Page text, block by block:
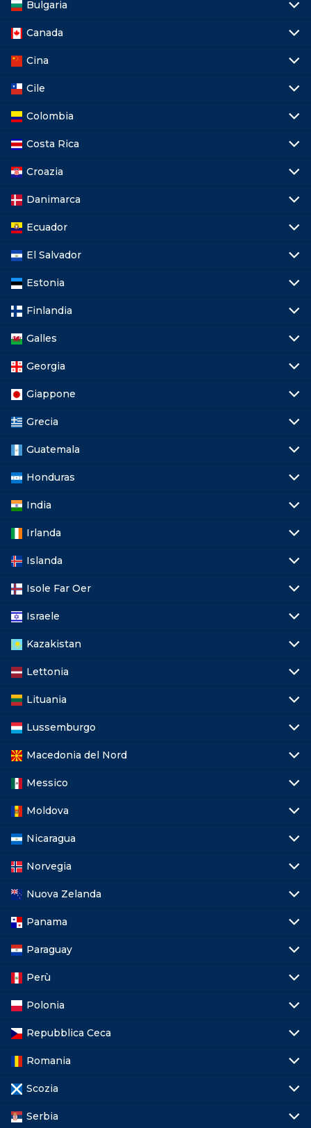
Bulgaria
Canada
Cina
Cile
Colombia
Costa Rica
Croazia
Danimarca
Ecuador
El Salvador
Estonia
Finlandia
Galles
Georgia
Giappone
Grecia
Guatemala
Honduras
India
Irlanda
Islanda
Isole Far Oer
Israele
Kazakistan
Lettonia
Lituania
Lussemburgo
Macedonia del Nord
Messico
Moldova
Nicaragua
Norvegia
Nuova Zelanda
Panama
Paraguay
Perù
Polonia
Repubblica Ceca
Romania
Scozia
Serbia